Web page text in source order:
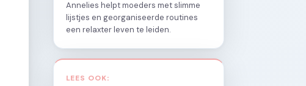
Annelies helpt moeders met slimme
lijstjes en georganiseerde routines
een relaxter leven te leiden.
LEES OOK: